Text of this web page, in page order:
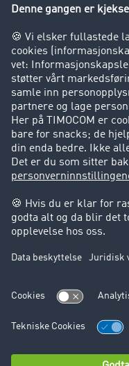
Bedriften
Kunder verver kunder
Suksesshistorier
Kundestøtte
Kundestøtte
Juridisk informasjon
Impressum
Forretningsbetingelser